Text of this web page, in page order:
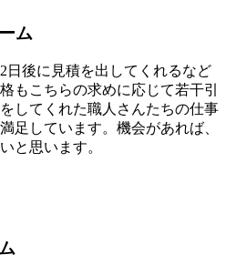
ム
日後に見積を出してくれるなど
もこちらの求めに応じて若干引
してくれた職人さんたちの仕事
足しています。機会があれば、
と思います。